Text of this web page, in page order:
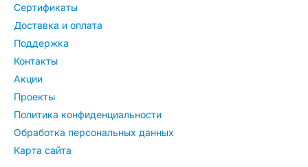
Сертификаты
Доставка и оплата
Поддержка
Контакты
Акции
Проекты
Политика конфиденциальности
Обработка персональных данных
Карта сайта